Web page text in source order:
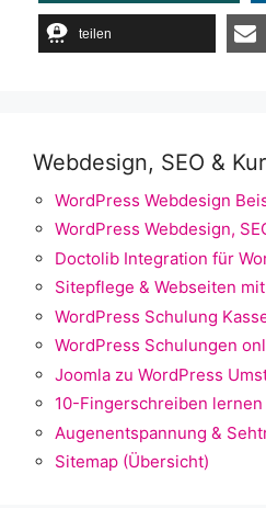
teilen
Webdesign, SEO &
WordPress Webdesign
WordPress Webdesign,
Doctolib Integration für
Sitepflege & Webseiten
WordPress Schulung
WordPress Schulungen
Joomla zu WordPress
10-Fingerschreiben lernen
Augenentspannung &
Sitemap (Übersicht)